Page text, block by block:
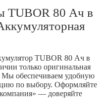
TUBOR 80 Ач в
TUBOR 80 Ач в
только оригинальная
Мы обеспечиваем удобную
по выбору. Оформляйте
— доверяйте